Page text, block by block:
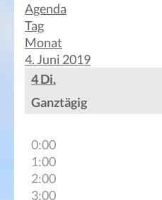
Agenda
Tag
Monat
4. Juni 2019
4Di.
Ganztägig
0:00
1:00
2:00
3:00